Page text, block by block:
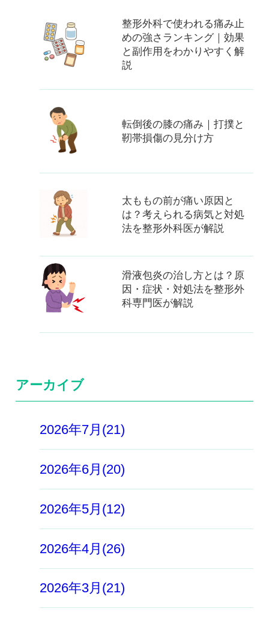
整形外科で使われる痛み止
めの強さランキング｜効果
と副作用をわかりやすく解
説
転倒後の膝の痛み｜打撲と
靭帯損傷の見分け方
太ももの前が痛い原因と
は？考えられる病気と対処
法を整形外科医が解説
滑液包炎の治し方とは？原
因・症状・対処法を整形外
科専門医が解説
アーカイブ
2026年7月(21)
2026年6月(20)
2026年5月(12)
2026年4月(26)
2026年3月(21)